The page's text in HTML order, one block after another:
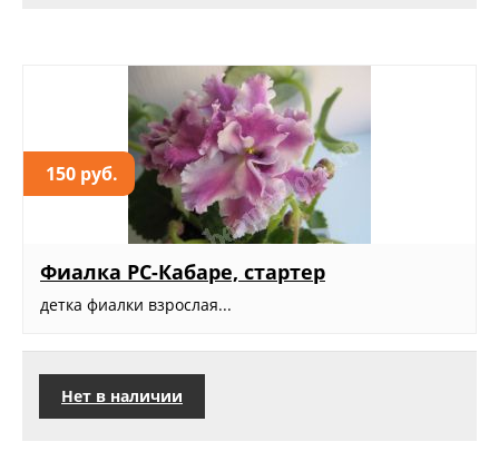
150 руб.
Фиалка РС-Кабаре, стартер
детка фиалки взрослая...
Нет в наличии